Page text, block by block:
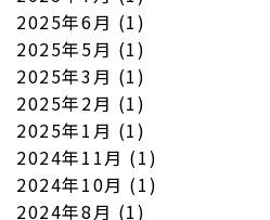
2025年6月 (1)
2025年5月 (1)
2025年3月 (1)
2025年2月 (1)
2025年1月 (1)
2024年11月 (1)
2024年10月 (1)
2024年8月 (1)